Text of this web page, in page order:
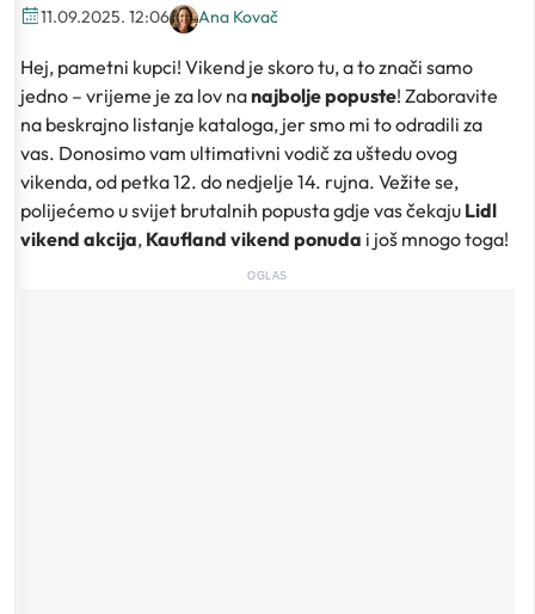
11.09.2025. 12:06 Ana Kovač
Hej, pametni kupci! Vikend je skoro tu, a to znači samo
jedno – vrijeme je za lov nanajbolje popuste! Zaboravite
na beskrajno listanje kataloga, jer smo mi to odradili za
vas. Donosimo vam ultimativni vodič za uštedu ovog
vikenda, od petka 12. do nedjelje 14. rujna. Vežite se,
polijećemo u svijet brutalnih popusta gdje vas čekaju Lidl
vikend akcija, Kaufland vikend ponuda i još mnogo toga!
OGLAS